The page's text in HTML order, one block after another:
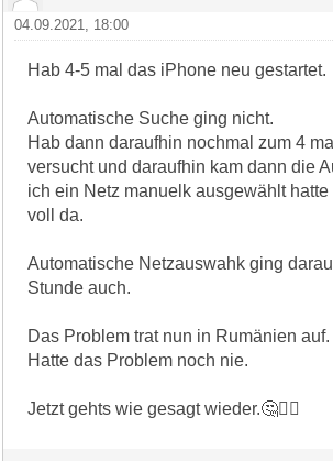
04.09.2021, 18:00
Hab 4-5 mal das iPhone neu gestartet.
Automatische Suche ging nicht.
Hab dann daraufhin nochmal zum 4
versucht und daraufhin kam dann die
ich ein Netz manuelk ausgewählt
voll da.
Automatische Netzauswahk ging
Stunde auch.
Das Problem trat nun in Rumänien auf.
Hatte das Problem noch nie.
Jetzt gehts wie gesagt wieder.🤔🤷‍♂️